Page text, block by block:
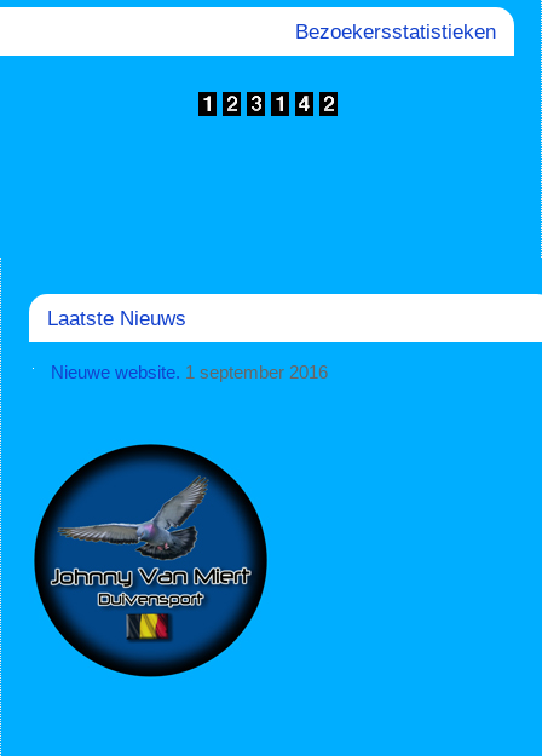
Bezoekersstatistieken
Laatste Nieuws
Nieuwe website. 1 september 2016